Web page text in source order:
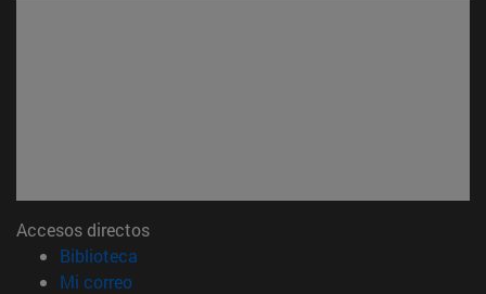
Accesos directos
Biblioteca
Mi correo(abre en nueva ventana)